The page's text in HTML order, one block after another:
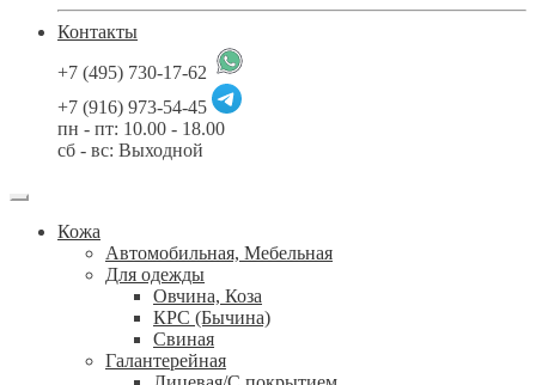
Контакты
+7 (495) 730-17-62
+7 (916) 973-54-45
пн - пт: 10.00 - 18.00
сб - вс: Выходной
Кожа
Автомобильная, Мебельная
Для одежды
Овчина, Коза
КРС (Бычина)
Свиная
Галантерейная